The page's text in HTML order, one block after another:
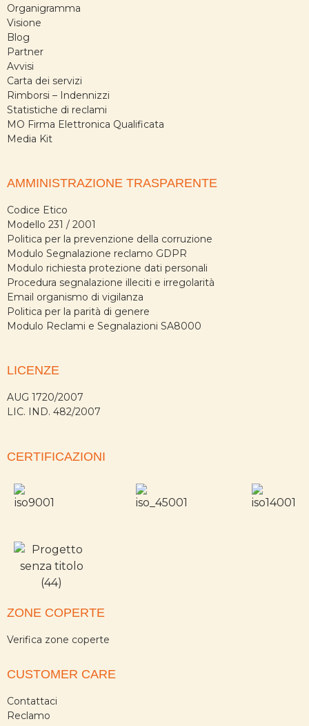
Organigramma
Visione
Blog
Partner
Avvisi
Carta dei servizi
Rimborsi – Indennizzi
Statistiche di reclami
MO Firma Elettronica Qualificata
Media Kit
AMMINISTRAZIONE TRASPARENTE
Codice Etico
Modello 231 / 2001
Politica per la prevenzione della corruzione
Modulo Segnalazione reclamo GDPR
Modulo richiesta protezione dati personali
Procedura segnalazione illeciti e irregolarità
Email organismo di vigilanza
Politica per la parità di genere
Modulo Reclami e Segnalazioni SA8000
LICENZE
AUG 1720/2007
LIC. IND. 482/2007
CERTIFICAZIONI
ZONE COPERTE
Verifica zone coperte
CUSTOMER CARE
Contattaci
Reclamo